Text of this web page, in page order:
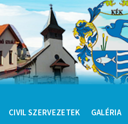
CIVIL SZERVEZETEK GALÉRIA